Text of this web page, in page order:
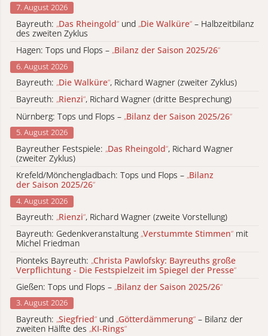
7. August 2026
Bayreuth: „Das Rheingold“ und „Die Walküre“ – Halbzeitbilanz
des zweiten Zyklus
Hagen: Tops und Flops – „Bilanz der Saison 2025/26“
6. August 2026
Bayreuth: „Die Walküre“, Richard Wagner (zweiter Zyklus)
Bayreuth: „Rienzi“, Richard Wagner (dritte Besprechung)
Nürnberg: Tops und Flops – „Bilanz der Saison 2025/26“
5. August 2026
Bayreuther Festspiele: „Das Rheingold“, Richard Wagner
(zweiter Zyklus)
Krefeld/Mönchengladbach: Tops und Flops – „Bilanz
der Saison 2025/26“
4. August 2026
Bayreuth: „Rienzi“, Richard Wagner (zweite Vorstellung)
Bayreuth: Gedenkveranstaltung „Verstummte Stimmen“ mit
Michel Friedman
Pionteks Bayreuth: „Christa Pawlofsky: Bayreuths große
Verpflichtung - Die Festspielzeit im Spiegel der Presse“
Gießen: Tops und Flops – „Bilanz der Saison 2025/26“
3. August 2026
Bayreuth: „Siegfried“ und „Götterdämmerung“ – Bilanz der
zweiten Hälfte des „KI-Rings“